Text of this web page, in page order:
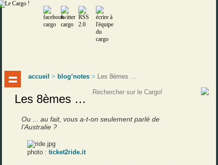
accueil > blog’notes > Les 8èmes …
Les 8èmes …
Ou ... au fait, vous a-t-on seulement parlé de
l’Australie ?
photo :ticket2ride.it